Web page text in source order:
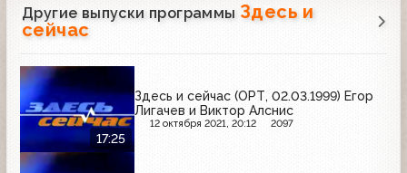
Другие выпуски программы Здесь и
сейчас
17:25
Здесь и сейчас (ОРТ, 02.03.1999) Егор
Лигачев и Виктор Алснис
12 октября 2021, 20:12 2097